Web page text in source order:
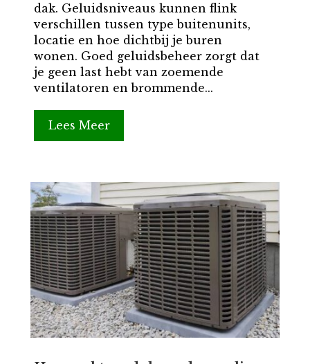
dak. Geluidsniveaus kunnen flink
verschillen tussen type buitenunits,
locatie en hoe dichtbij je buren
wonen. Goed geluidsbeheer zorgt dat
je geen last hebt van zoemende
ventilatoren en brommende...
Lees Meer